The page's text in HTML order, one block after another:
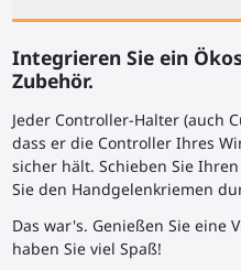
Integrieren Sie ein
Zubehör.
Jeder Controller-Halter (auch
dass er die Controller Ihres
sicher hält. Schieben Sie
Sie den Handgelenkriemen
Das war's. Genießen Sie eine
haben Sie viel Spaß!